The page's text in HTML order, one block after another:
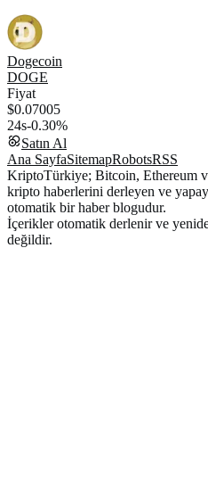
Dogecoin
DOGE
Fiyat
$0.07005
24s-0.30%
Satın Al
Ana SayfaSitemapRobotsRSS
KriptoTürkiye; Bitcoin, Ethereum
kripto haberlerini derleyen ve
otomatik bir haber blogudur.
İçerikler otomatik derlenir ve
değildir.